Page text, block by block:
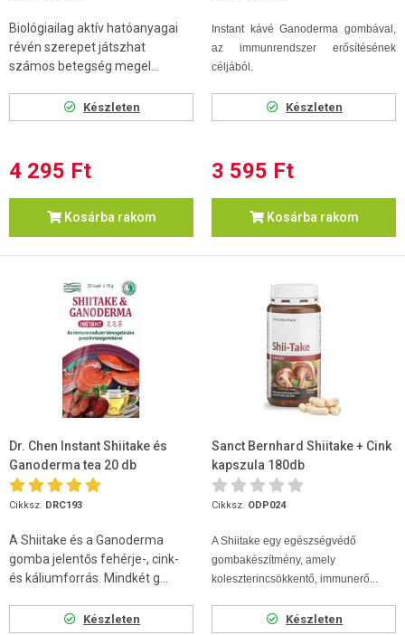
Biológiailag aktív hatóanyagai
révén szerepet játszhat
számos betegség megel...
Készleten
4 295 Ft
Kosárba rakom
Instant kávé Ganoderma gombával,
az immunrendszer erősítésének
céljából.
Készleten
3 595 Ft
Kosárba rakom
Dr. Chen Instant Shiitake és
Ganoderma tea 20 db
Cikksz. DRC193
A Shiitake és a Ganoderma
gomba jelentős fehérje-, cink-
és káliumforrás. Mindkét g...
Készleten
Sanct Bernhard Shiitake + Cink
kapszula 180db
Cikksz. ODP024
A Shiitake egy egészségvédő
gombakészítmény, amely
koleszterincsökkentő, immunerő...
Készleten